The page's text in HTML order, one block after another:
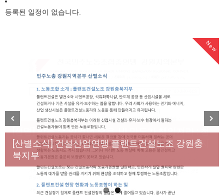
등록된 일정이 없습니다.
New
[성명] 막을 수 있었던 죽음, HL만도가 책임져라 : 청
년노동자 사망사고의 철저한 진상규명과 재발방지
대책 마련하라
New
[산별소식] 건설산업연맹 플랜트건설노조 강원충
북지부
Previous Next